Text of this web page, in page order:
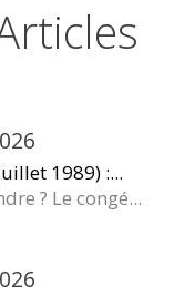
1989) :...
? Le congé...